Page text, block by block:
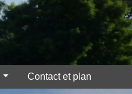
Contact et plan